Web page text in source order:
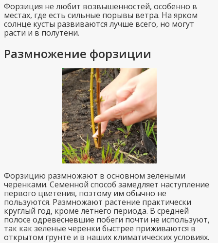
Форзиция не любит возвышенностей, особенно в
местах, где есть сильные порывы ветра. На ярком
солнце кусты развиваются лучше всего, но могут
расти и в полутени.
Размножение форзиции
Форзицию размножают в основном зелеными
черенками. Семенной способ замедляет наступление
первого цветения, поэтому им обычно не
пользуются. Размножают растение практически
круглый год, кроме летнего периода. В средней
полосе одревесневшие побеги почти не используют,
так как зеленые черенки быстрее приживаются в
открытом грунте и в наших климатических условиях.